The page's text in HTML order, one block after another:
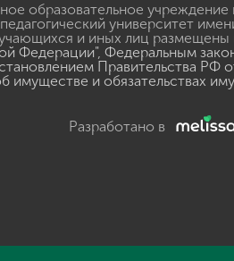
образовательное
педагогический университет
и иных лиц размещены
Федерации", Федеральным
Правительства РФ
имуществе и обязательствах
Разработано в